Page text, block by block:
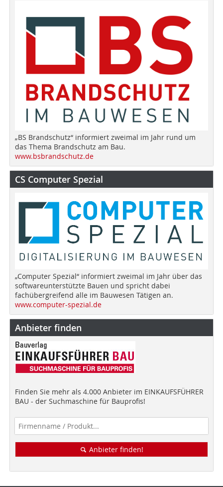
„BS Brandschutz“ informiert zweimal im Jahr rund um
das Thema Brandschutz am Bau.
www.bsbrandschutz.de
CS Computer Spezial
„Computer Spezial“ informiert zweimal im Jahr über das
softwareunterstützte Bauen und spricht dabei
fachübergreifend alle im Bauwesen Tätigen an.
www.computer-spezial.de
Anbieter finden
Finden Sie mehr als 4.000 Anbieter im EINKAUFSFÜHRER
BAU - der Suchmaschine für Bauprofis!
Anbieter finden!